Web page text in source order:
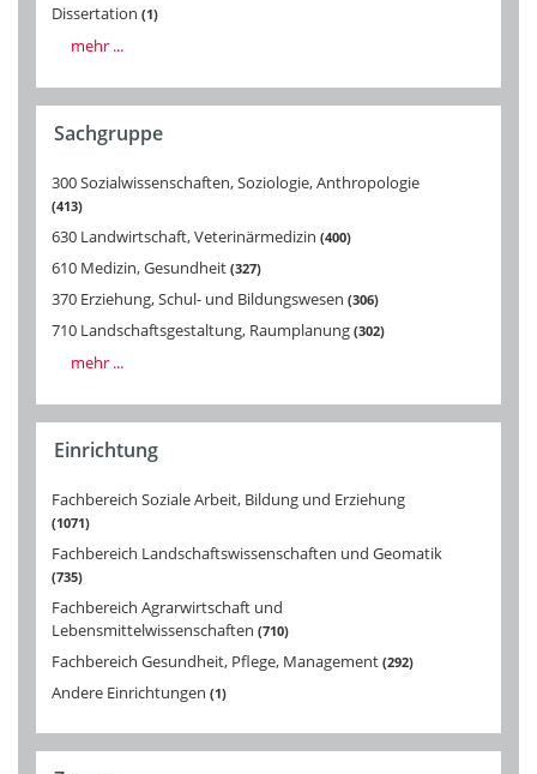
Dissertation 1
mehr ...
Sachgruppe
300 Sozialwissenschaften, Soziologie, Anthropologie
413
630 Landwirtschaft, Veterinärmedizin 400
610 Medizin, Gesundheit 327
370 Erziehung, Schul- und Bildungswesen 306
710 Landschaftsgestaltung, Raumplanung 302
mehr ...
Einrichtung
Fachbereich Soziale Arbeit, Bildung und Erziehung
1071
Fachbereich Landschaftswissenschaften und Geomatik
735
Fachbereich Agrarwirtschaft und
Lebensmittelwissenschaften 710
Fachbereich Gesundheit, Pflege, Management 292
Andere Einrichtungen 1